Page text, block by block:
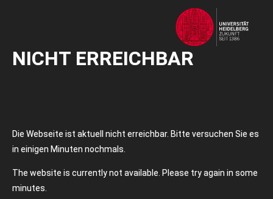
NICHT ERREICHBAR
Die Webseite ist aktuell nicht erreichbar. Bitte versuchen Sie es
in einigen Minuten nochmals.
The website is currently not available. Please try again in some
minutes.